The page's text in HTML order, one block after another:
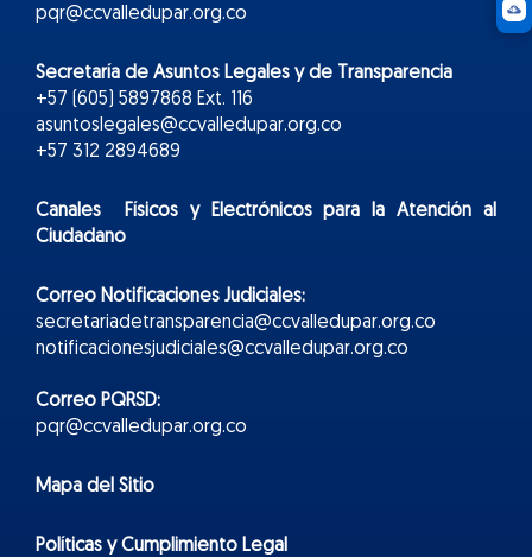
pqr@ccvalledupar.org.co
Secretaría de Asuntos Legales y de Transparencia
+57 (605) 5897868 Ext. 116
asuntoslegales@ccvalledupar.org.co
+57 312 2894689
Canales Físicos yElectrónicospara la Atención al
Ciudadano
Correo Notificaciones Judiciales:
secretariadetransparencia@ccvalledupar.org.co
notificacionesjudiciales@ccvalledupar.org.co
Correo PQRSD:
pqr@ccvalledupar.org.co
Mapa del Sitio
Políticas y Cumplimiento Legal